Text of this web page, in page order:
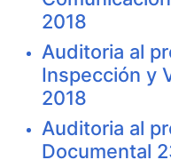
2018
Auditoria al
Inspección y
2018
Auditoria al
Documental